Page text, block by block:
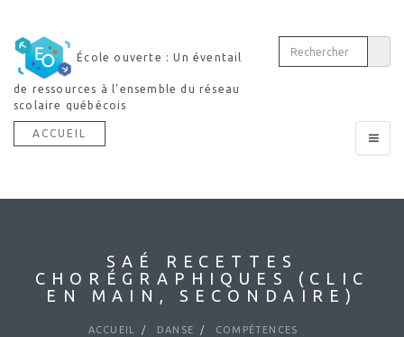
École ouverte : Un éventail
de ressources à l’ensemble du réseau
scolaire québécois
Toggle
ACCUEIL
SAÉ RECETTES
CHORÉGRAPHIQUES (CLIC
EN MAIN, SECONDAIRE)
ACCUEIL DANSE COMPÉTENCES